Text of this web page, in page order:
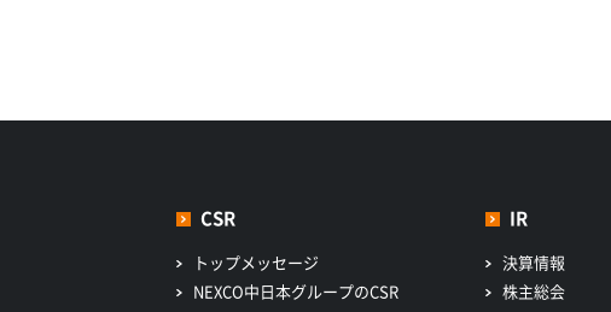
CSR
トップメッセージ
NEXCO中日本グループのCSR
IR
決算情報
株主総会